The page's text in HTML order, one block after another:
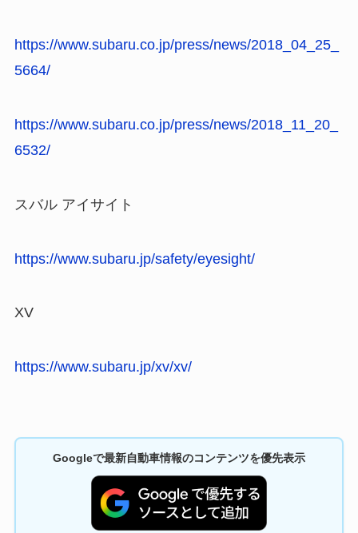
https://www.subaru.co.jp/press/news/2018_04_25_
5664/
https://www.subaru.co.jp/press/news/2018_11_20_
6532/
スバル アイサイト
https://www.subaru.jp/safety/eyesight/
XV
https://www.subaru.jp/xv/xv/
Googleで最新自動車情報のコンテンツを優先表示